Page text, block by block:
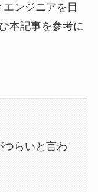
ンジニアを目
本記事を参考に
らいと言わ